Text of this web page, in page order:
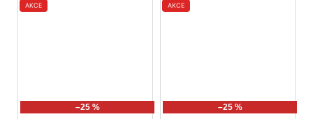
AKCE
–25 %
AKCE
–25 %